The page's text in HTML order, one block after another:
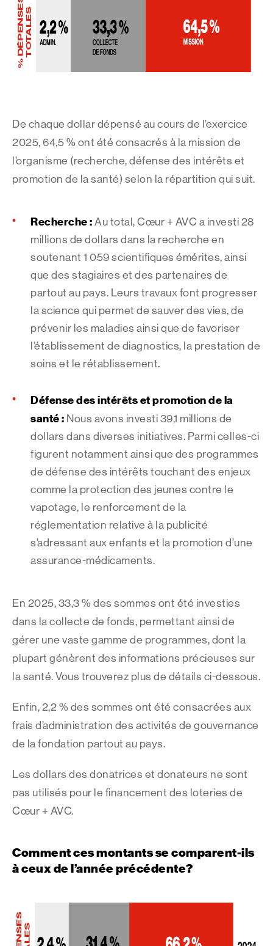
De chaque dollar dépensé au cours de l’exercice
2025, 64,5 % ont été consacrés à la mission de
l’organisme (recherche, défense des intérêts et
promotion de la santé) selon la répartition qui suit.
Recherche : Au total, Cœur + AVC a investi 28
millions de dollars dans la recherche en
soutenant 1 059 scientifiques émérites, ainsi
que des stagiaires et des partenaires de
partout au pays. Leurs travaux font progresser
la science qui permet de sauver des vies, de
prévenir les maladies ainsi que de favoriser
l’établissement de diagnostics, la prestation de
soins et le rétablissement.
Défense des intérêts et promotion de la
santé : Nous avons investi 39,1 millions de
dollars dans diverses initiatives. Parmi celles-ci
figurent notamment ainsi que des programmes
de défense des intérêts touchant des enjeux
comme la protection des jeunes contre le
vapotage, le renforcement de la
réglementation relative à la publicité
s’adressant aux enfants et la promotion d’une
assurance-médicaments.
En 2025, 33,3 % des sommes ont été investies
dans la collecte de fonds, permettant ainsi de
gérer une vaste gamme de programmes, dont la
plupart génèrent des informations précieuses sur
la santé. Vous trouverez plus de détails ci-dessous.
Enfin, 2,2 % des sommes ont été consacrées aux
frais d’administration des activités de gouvernance
de la fondation partout au pays.
Les dollars des donatrices et donateurs ne sont
pas utilisés pour le financement des loteries de
Cœur + AVC.
Comment ces montants se comparent-ils
à ceux de l’année précédente?